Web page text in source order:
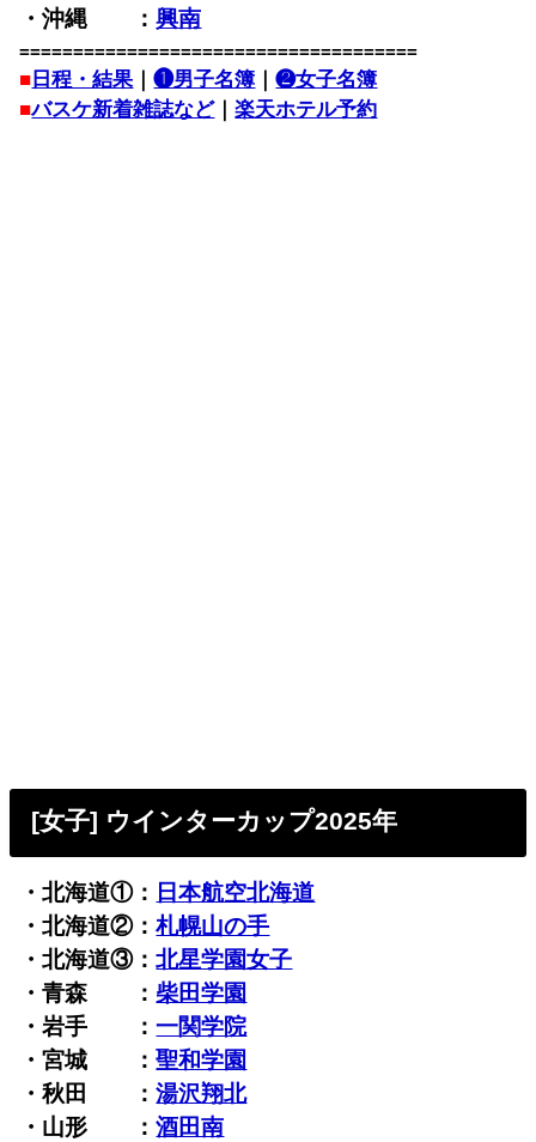
・沖縄 ：興南
=====================================
■ 日程・結果｜❶男子名簿 ｜❷女子名簿
■バスケ新着雑誌など｜楽天ホテル予約
[女子] ウインターカップ2025年
・北海道①： 日本航空北海道
・北海道②：札幌山の手
・北海道③：北星学園女子
・青森 ： 柴田学園
・岩手 ：一関学院
・宮城 ：聖和学園
・秋田 ：湯沢翔北
・山形 ：酒田南